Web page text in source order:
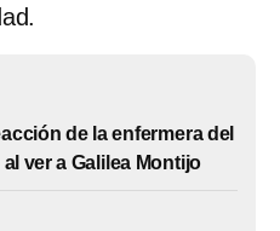
de la enfermera del
ver a Galilea Montijo